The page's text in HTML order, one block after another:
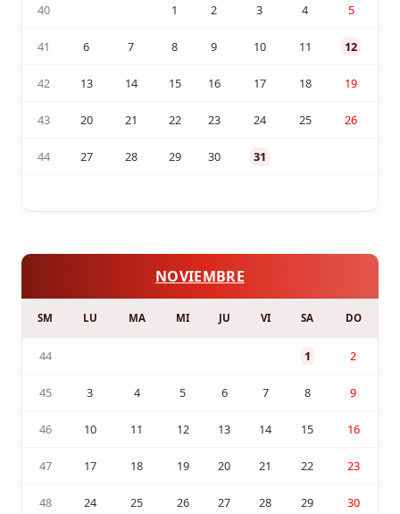
40 1 2 3 4 5
41 6 7 8 9 10 11 12
42 13 14 15 16 17 18 19
43 20 21 22 23 24 25 26
44 27 28 29 30 31
NOVIEMBRE
SM LU MA MI JU VI SA DO
44 1 2
45 3 4 5 6 7 8 9
46 10 11 12 13 14 15 16
47 17 18 19 20 21 22 23
48 24 25 26 27 28 29 30